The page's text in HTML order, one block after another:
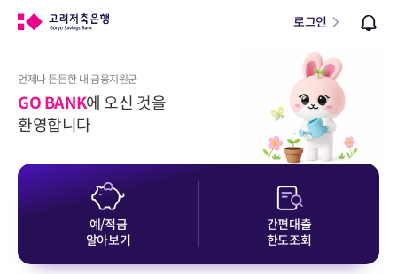
로그인
언제나 든든한 내 금융지원군
GO BANK에 오신 것을
환영합니다
예/적금
알아보기
간편대출
한도조회